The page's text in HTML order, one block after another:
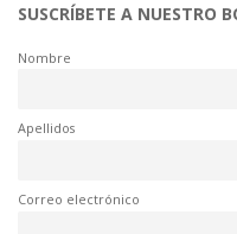
SUSCRÍBETE A NUESTRO
Nombre
Apellidos
Correo electrónico